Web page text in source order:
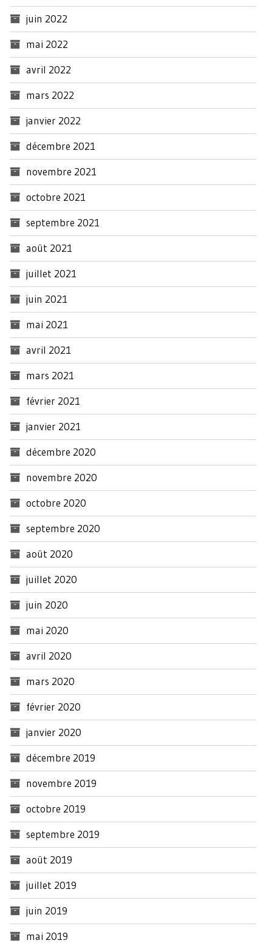
juin 2022
mai 2022
avril 2022
mars 2022
janvier 2022
décembre 2021
novembre 2021
octobre 2021
septembre 2021
août 2021
juillet 2021
juin 2021
mai 2021
avril 2021
mars 2021
février 2021
janvier 2021
décembre 2020
novembre 2020
octobre 2020
septembre 2020
août 2020
juillet 2020
juin 2020
mai 2020
avril 2020
mars 2020
février 2020
janvier 2020
décembre 2019
novembre 2019
octobre 2019
septembre 2019
août 2019
juillet 2019
juin 2019
mai 2019